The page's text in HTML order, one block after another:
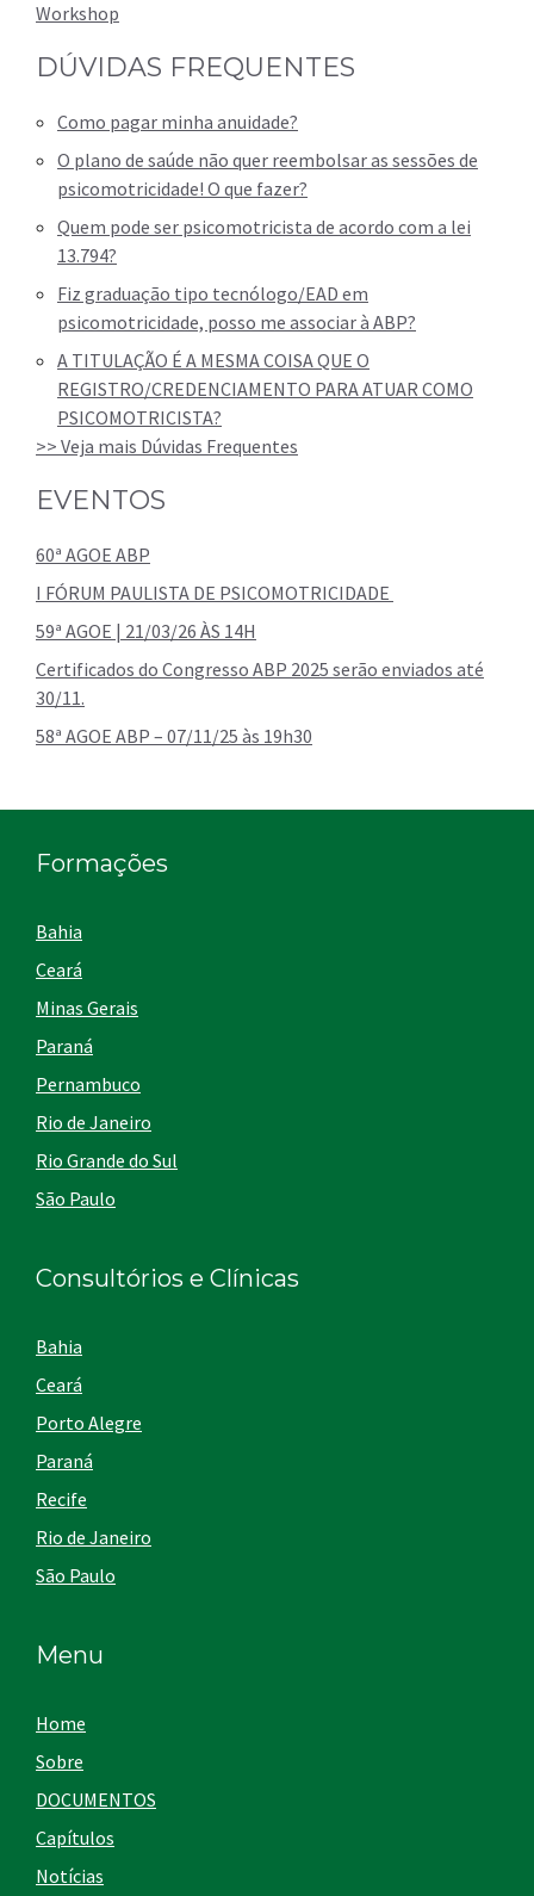
Workshop
DÚVIDAS FREQUENTES
Como pagar minha anuidade?
O plano de saúde não quer reembolsar as sessões de
psicomotricidade! O que fazer?
Quem pode ser psicomotricista de acordo com a lei
13.794?
Fiz graduação tipo tecnólogo/EAD em
psicomotricidade, posso me associar à ABP?
A TITULAÇÃO É A MESMA COISA QUE O
REGISTRO/CREDENCIAMENTO PARA ATUAR COMO
PSICOMOTRICISTA?
>> Veja mais Dúvidas Frequentes
EVENTOS
60ª AGOE ABP
I FÓRUM PAULISTA DE PSICOMOTRICIDADE
59ª AGOE | 21/03/26 ÀS 14H
Certificados do Congresso ABP 2025 serão enviados até
30/11.
58ª AGOE ABP – 07/11/25 às 19h30
Formações
Bahia
Ceará
Minas Gerais
Paraná
Pernambuco
Rio de Janeiro
Rio Grande do Sul
São Paulo
Consultórios e Clínicas
Bahia
Ceará
Porto Alegre
Paraná
Recife
Rio de Janeiro
São Paulo
Menu
Home
Sobre
DOCUMENTOS
Capítulos
Notícias